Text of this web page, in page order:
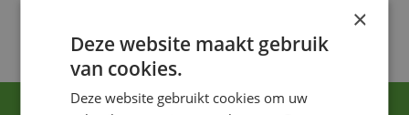
×
Deze website maakt gebruik
van cookies.
Deze website gebruikt cookies om uw